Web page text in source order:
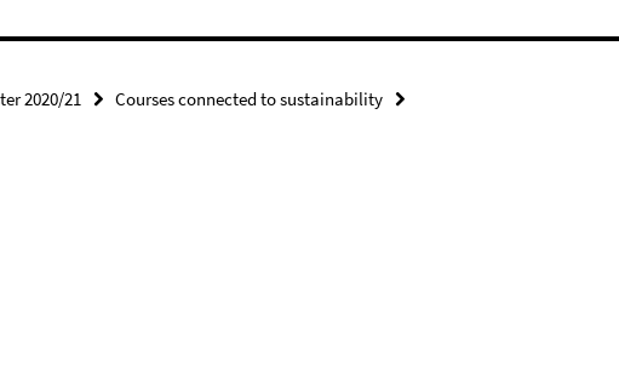
2020/21
Courses connected to sustainability